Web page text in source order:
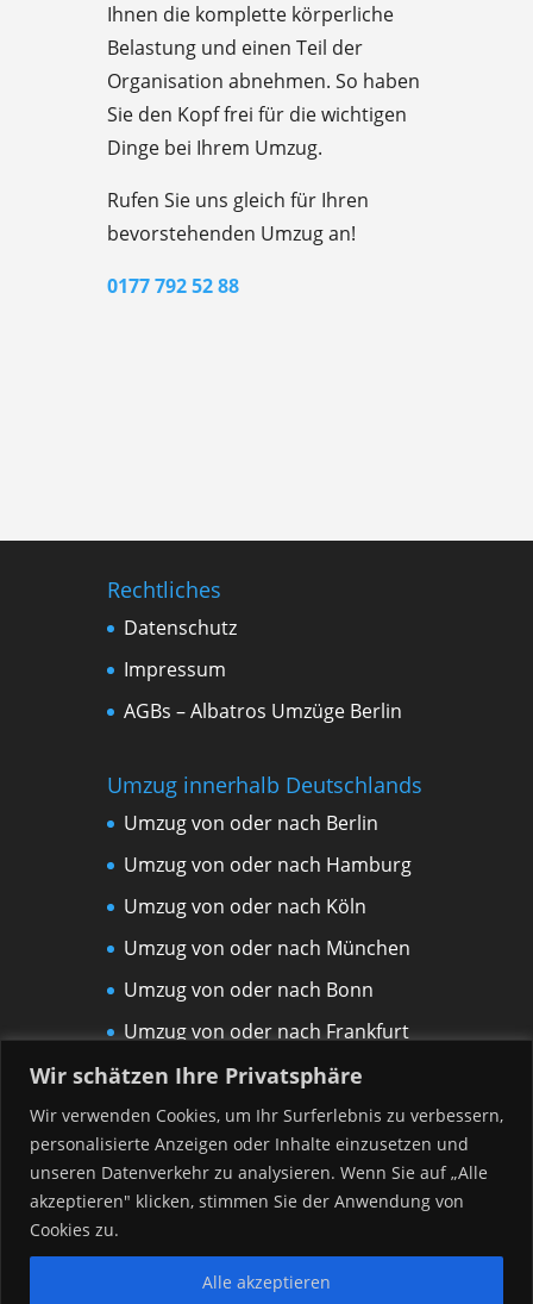
Wir schätzen Ihre Privatsphäre
Wir verwenden Cookies, um Ihr Surferlebnis zu verbessern,
personalisierte Anzeigen oder Inhalte einzusetzen und
unseren Datenverkehr zu analysieren. Wenn Sie auf „Alle
akzeptieren" klicken, stimmen Sie der Anwendung von
Cookies zu.
Alle akzeptieren
Ihnen die komplette körperliche
Belastung und einen Teil der
Organisation abnehmen. So haben
Sie den Kopf frei für die wichtigen
Dinge bei Ihrem Umzug.
Rufen Sie uns gleich für Ihren
bevorstehenden Umzug an!
0177 792 52 88
Rechtliches
Datenschutz
Impressum
AGBs – Albatros Umzüge Berlin
Umzug innerhalb Deutschlands
Umzug von oder nach Berlin
Umzug von oder nach Hamburg
Umzug von oder nach Köln
Umzug von oder nach München
Umzug von oder nach Bonn
Umzug von oder nach Frankfurt
am Main
Umzug von oder nach Leipzig
Umzug von oder nach Rostock
Umzug von oder nach Düsseldorf